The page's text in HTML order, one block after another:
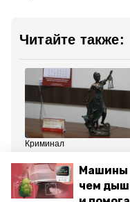
Машины
чем
Читайте также:
Криминал
У ессентучанина
20 грамм наркотиков